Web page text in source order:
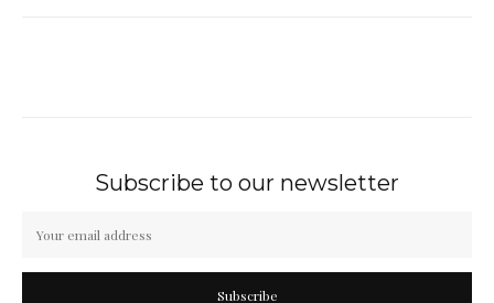
Subscribe to our newsletter
Subscribe